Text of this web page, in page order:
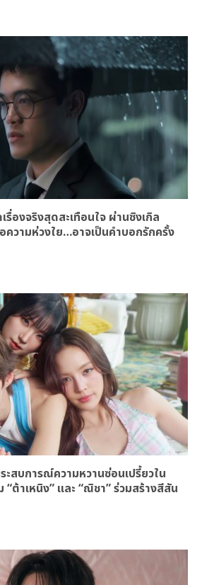
องจริงสุดสะเทือนใจ ผ่านซิงเกิล
ความห่วงใย…อาจเป็นคำบอกรักครั้ง
ะสบการณ์ความหวานซ่อนเปรี้ยวใน
ต้าเหนิง” และ “ณิชา” ร่วมสร้างสีสัน